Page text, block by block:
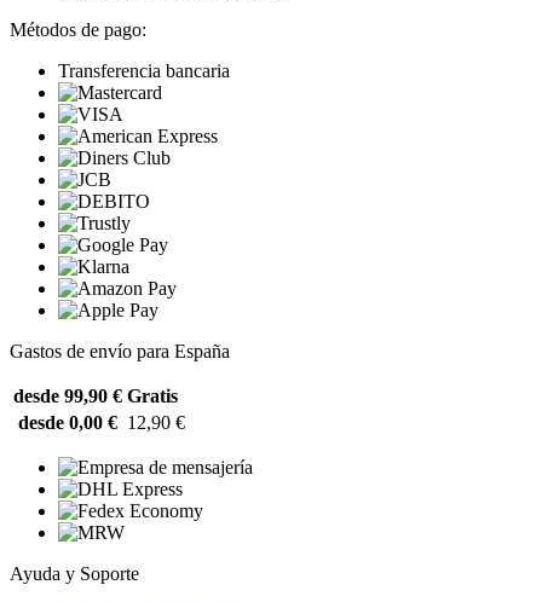
Métodos de pago:
Transferencia bancaria
Gastos de envío para España
desde 99,90 € Gratis
desde 0,00 € 12,90 €
Ayuda y Soporte